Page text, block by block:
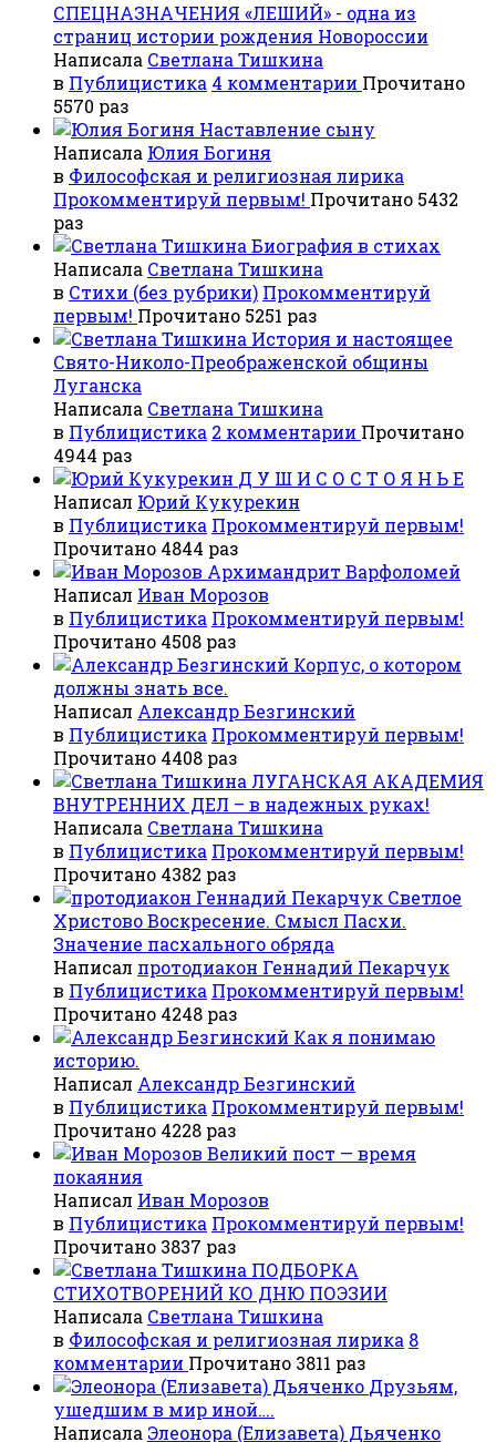
СПЕЦНАЗНАЧЕНИЯ «ЛЕШИЙ» - одна из
страниц истории рождения Новороссии
Написала Светлана Тишкина
в Публицистика 4 комментарии Прочитано
5570 раз
Наставление сыну
Написала Юлия Богиня
в Философская и религиозная лирика
Прокомментируй первым! Прочитано 5432
раз
Биография в стихах
Написала Светлана Тишкина
в Стихи (без рубрики) Прокомментируй
первым! Прочитано 5251 раз
История и настоящее
Свято-Николо-Преображенской общины
Луганска
Написала Светлана Тишкина
в Публицистика 2 комментарии Прочитано
4944 раз
Д У Ш И С О С Т О Я Н Ь Е
Написал Юрий Кукурекин
в Публицистика Прокомментируй первым!
Прочитано 4844 раз
Архимандрит Варфоломей
Написал Иван Морозов
в Публицистика Прокомментируй первым!
Прочитано 4508 раз
Корпус, о котором
должны знать все.
Написал Александр Безгинский
в Публицистика Прокомментируй первым!
Прочитано 4408 раз
ЛУГАНСКАЯ АКАДЕМИЯ
ВНУТРЕННИХ ДЕЛ – в надежных руках!
Написала Светлана Тишкина
в Публицистика Прокомментируй первым!
Прочитано 4382 раз
Светлое
Христово Воскресение. Смысл Пасхи.
Значение пасхального обряда
Написал протодиакон Геннадий Пекарчук
в Публицистика Прокомментируй первым!
Прочитано 4248 раз
Как я понимаю
историю.
Написал Александр Безгинский
в Публицистика Прокомментируй первым!
Прочитано 4228 раз
Великий пост — время
покаяния
Написал Иван Морозов
в Публицистика Прокомментируй первым!
Прочитано 3837 раз
ПОДБОРКА
СТИХОТВОРЕНИЙ КО ДНЮ ПОЭЗИИ
Написала Светлана Тишкина
в Философская и религиозная лирика 8
комментарии Прочитано 3811 раз
Друзьям,
ушедшим в мир иной….
Написала Элеонора (Елизавета) Дьяченко